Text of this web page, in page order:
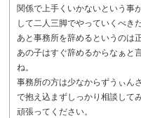
関係で上手くいかないという事
して二人三脚でやっていくべき
あと事務所を辞めるというのは
あの子はすぐ辞めるからなぁと
ね。
事務所の方は少なからずうぃん
で抱え込まずしっかり相談して
頑張ってください。